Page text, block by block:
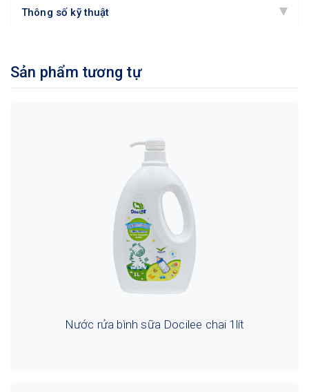
Thông số kỹ thuật
Sản phẩm tương tự
Nước rửa bình sữa Docilee chai 1lít